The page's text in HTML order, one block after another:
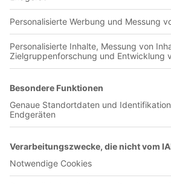
Stimmung gegen den HSV ist da.
Stammtisch Rückblick auf das Spiel
Werder Bremen Vorschau auf das
vs. Hamburger SV Stammtisch
Woche Die Stammtisch Playlist
Tippspiel 2025/26 Die Kicktipp
HSV Carsten 2:1 Sami 3:1
1:1 Das Fundstück der
Özil – zu Gast bei Freunden Dexter:
(ParamountPlus) Sami The Beauty |
Spendet uns (Auphonic) Zeit Hier
Playlist Werder Stammtisch 2025/26
Bremer Flotte (Spotify)